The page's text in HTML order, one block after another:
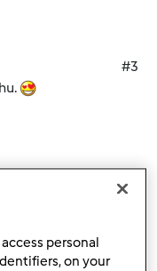
#3
aby dodawać
personal
on your